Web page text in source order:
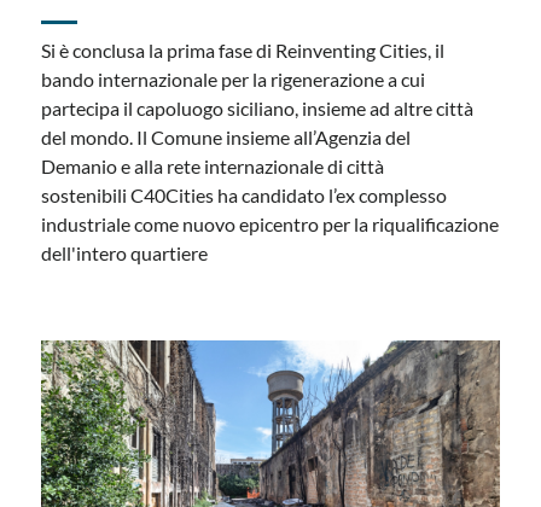
Si è conclusa la prima fase di Reinventing Cities, il
bando internazionale per la rigenerazione a cui
partecipa il capoluogo siciliano, insieme ad altre città
del mondo. Il Comune insieme all’Agenzia del
Demanio e alla rete internazionale di città
sostenibili C40Cities ha candidato l’ex complesso
industriale come nuovo epicentro per la riqualificazione
dell'intero quartiere